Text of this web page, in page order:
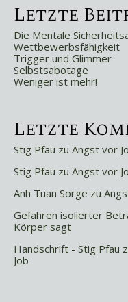
Letzte
Die Mentale
Wettbewerbsfähigkeit
Trigger und Glimmer
Selbstsabotage
Weniger ist mehr!
Letzte
Stig Pfau zu Angst vor
Stig Pfau zu Angst vor
Anh Tuan Sorge zu
Gefahren isolierter
Körper sagt
Handschrift - Stig Pfau
Job